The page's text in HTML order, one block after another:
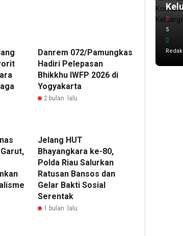
Danrem 072/Pamungkas
Hadiri Pelepasan
Bhikkhu IWFP 2026 di
Yogyakarta
2 bulan lalu
Jelang HUT
Bhayangkara ke-80,
Polda Riau Salurkan
Ratusan Bansos dan
Gelar Bakti Sosial
Serentak
1 bulan lalu
5